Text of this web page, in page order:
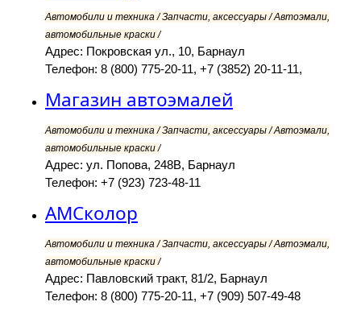
Автомобили и техника / Запчасти, аксессуары / Автоэмали,
автомобильные краски /
Адрес: Покровская ул., 10, Барнаул
Телефон: 8 (800) 775-20-11, +7 (3852) 20-11-11,
Магазин автоэмалей
Автомобили и техника / Запчасти, аксессуары / Автоэмали,
автомобильные краски /
Адрес: ул. Попова, 248В, Барнаул
Телефон: +7 (923) 723-48-11
АМСколор
Автомобили и техника / Запчасти, аксессуары / Автоэмали,
автомобильные краски /
Адрес: Павловский тракт, 81/2, Барнаул
Телефон: 8 (800) 775-20-11, +7 (909) 507-49-48